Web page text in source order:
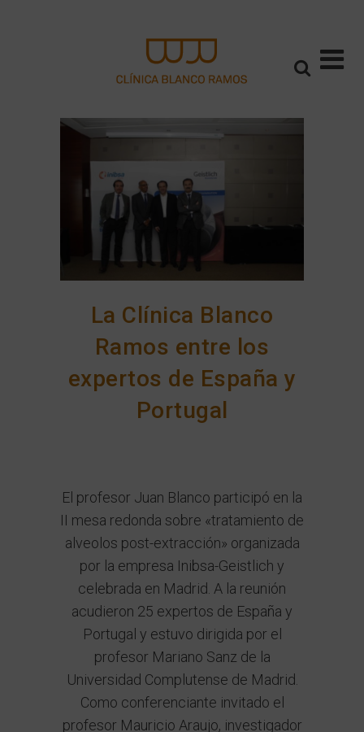
La Clínica Blanco
Ramos entre los
expertos de España y
Portugal
El profesor Juan Blanco participó en la
II mesa redonda sobre «tratamiento de
alveolos post-extracción» organizada
por la empresa Inibsa-Geistlich y
celebrada en Madrid . A la reunión
acudieron 25 expertos de España y
Portugal y estuvo dirigida por el
profesor Mariano Sanz de la
Universidad Complutense de Madrid
Como conferenciante invitado el
profesor Mauricio Araujo, investigador